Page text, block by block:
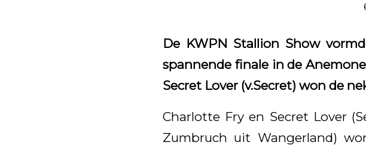
De KWPN Stallion Show
spannende finale in de
Secret Lover (v.Secret) won de
Charlotte Fry en Secret Lover
Zumbruch uit Wangerland)